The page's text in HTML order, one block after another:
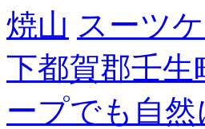
焼山 スーツ
下都賀郡壬生
ープでも自